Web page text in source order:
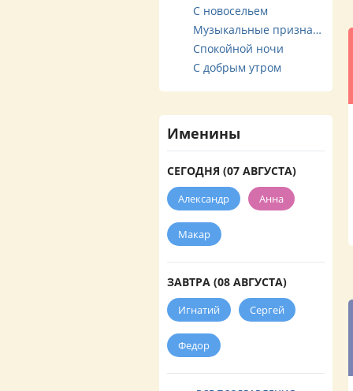
С новосельем
Музыкальные признания
Спокойной ночи
С добрым утром
Именины
СЕГОДНЯ (07 АВГУСТА)
Александр Анна
Макар
ЗАВТРА (08 АВГУСТА)
Игнатий Сергей
Федор